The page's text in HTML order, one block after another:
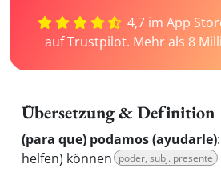
4,7 im App
auf Trustpilot. Mehr als 8
Übersetzung & Definition
(para que) podamos (ayudarle):
helfen) können poder, subj. presente